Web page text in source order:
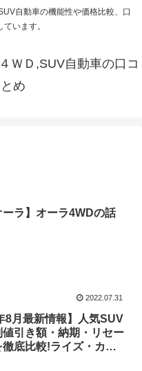
自動車の機能性や価格比較、口
います。
ＷＤ,SUV自動車の口コ
め
ーラ】オーラ4WDの話
2022.07.31
8月最新情報】人気SUV
値引き額・納期・リセー
徹底比較!ライズ・カロ